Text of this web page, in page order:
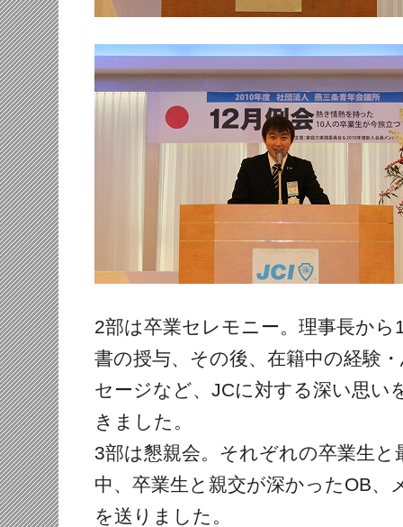
2部は卒業セレモニー。理事長から
書の授与、その後、在籍中の経験
セージなど、JCに対する深い思い
きました。
3部は懇親会。それぞれの卒業生と
中、卒業生と親交が深かったOB、
を送りました。